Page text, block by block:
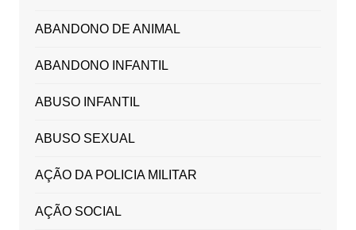
ABANDONO DE ANIMAL
ABANDONO INFANTIL
ABUSO INFANTIL
ABUSO SEXUAL
AÇÃO DA POLICIA MILITAR
AÇÃO SOCIAL